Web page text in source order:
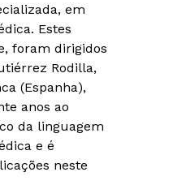
em
Estes
foram dirigidos
Rodilla,
(Espanha),
anos ao
da linguagem
e é
neste